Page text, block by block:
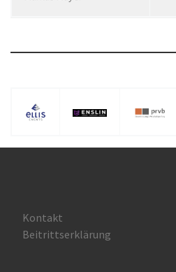
Kontakt
Beitrittserklärung